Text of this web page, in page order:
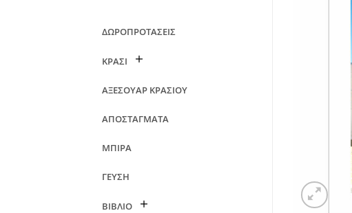
ΔΩΡΟΠΡΟΤΑΣΕΙΣ
ΚΡΑΣΙ
ΑΞΕΣΟΥΑΡ ΚΡΑΣΙΟΥ
ΑΠΟΣΤΑΓΜΑΤΑ
ΜΠΙΡΑ
ΓΕΥΣΗ
ΒΙΒΛΙΟ